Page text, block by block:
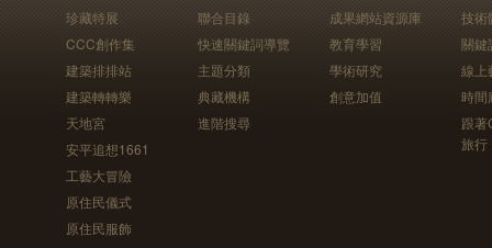
珍藏特展
CCC創作集
建築排排站
建築轉轉樂
天地宮
安平追想1661
工藝大冒險
原住民儀式
原住民服飾
聯合目錄
快速關鍵詞導覽
主題分類
典藏機構
進階搜尋
成果網站資源庫
教育學習
學術研究
創意加值
技術
關鍵
線上
時間
跟
旅行